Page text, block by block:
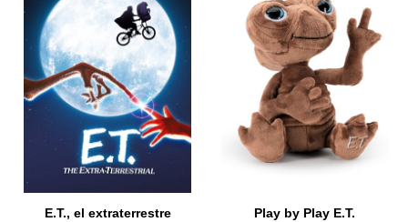
E.T., el extraterrestre
Play by Play E.T.